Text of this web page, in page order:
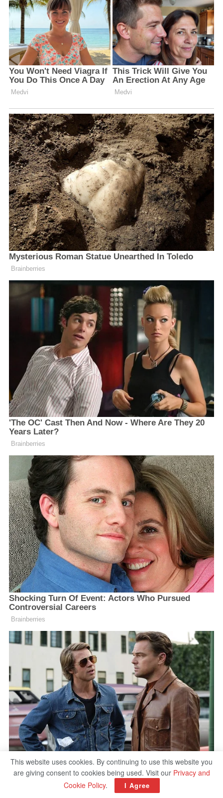
This website uses cookies. By continuing to use this website you
are giving consent to cookies being used. Visit our Privacy and
Cookie Policy. I Agree